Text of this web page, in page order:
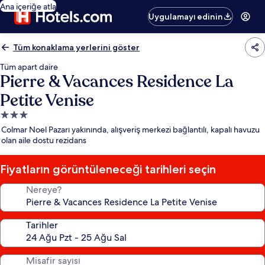
Ana içeriğe atla
Uygulamayı edinin
Tüm konaklama yerlerini göster
Tüm apart daire
Pierre & Vacances Residence La
Petite Venise
3.0
yıldızlı
konaklama
yeri
Colmar Noel Pazarı yakınında, alışveriş merkezi bağlantılı, kapalı havuzu
olan aile dostu rezidans
Fiyatların görüntüleneceği tarihleri seçin
Nereye?
Tarihler
Misafir sayısı